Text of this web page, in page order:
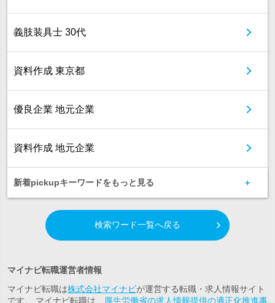
義肢装具士 30代
資料作成 東京都
優良企業 地元企業
資料作成 地元企業
新着pickupキーワードをもっと見る
検索ワード一覧へ戻る
マイナビ転職運営者情報
マイナビ転職は株式会社マイナビが運営する転職・求人情報サイト
です。 マイナビ転職は、
厚生労働省の求人情報提供の適正化推進事